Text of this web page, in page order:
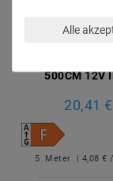
500CM 12V
20,41 €
5 Meter | 4,08 €
Alle